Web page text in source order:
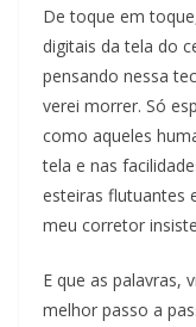
De toque em
digitais da tela do
pensando nessa
verei morrer. Só
como aqueles
tela e nas
esteiras flutuantes
meu corretor
E que as palavras,
melhor passo a